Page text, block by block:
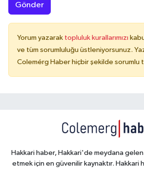
Gönder
Yorum yazarak topluluk kurallarımızı
ve tüm sorumluluğu üstleniyorsunuz.
Colemérg Haber hiçbir şekilde sorumlu
Hakkari haber, Hakkari'de meydana
etmek için en güvenilir kaynaktır. Hakkari